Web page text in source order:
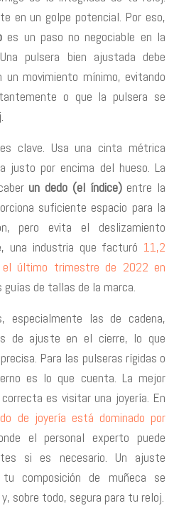
en un golpe potencial. Por eso,
es un paso no negociable en la
pulsera bien ajustada debe
movimiento mínimo, evitando
o que la pulsera se
clave. Usa una cinta métrica
justo por encima del hueso. La
un dedo (el índice)entre la
suficiente espacio para la
pero evita el deslizamiento
una industria que facturó 11,2
último trimestre de 2022 en
guías de tallas de la marca.
especialmente las de cadena,
de ajuste en el cierre, lo que
Para las pulseras rígidas o
es lo que cuenta. La mejor
es visitar una joyería. En
de joyería está dominado por
el personal experto puede
si es necesario. Un ajuste
composición de muñeca se
sobre todo, segura para tu reloj.